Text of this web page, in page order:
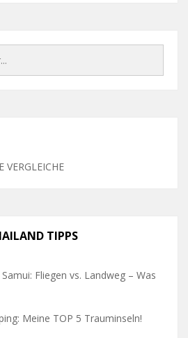
VERGLEICHE
TIPPS
Fliegen vs. Landweg – Was
Meine TOP 5 Trauminseln!